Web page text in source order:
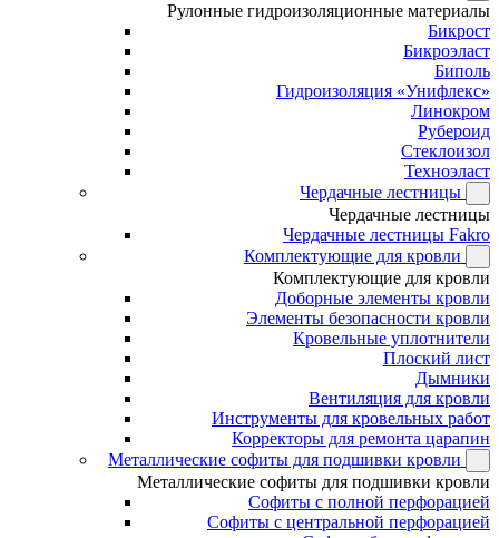
Рулонные гидроизоляционные материалы
Бикрост
Бикроэласт
Биполь
Гидроизоляция «Унифлекс»
Линокром
Рубероид
Стеклоизол
Техноэласт
Чердачные лестницы
Чердачные лестницы
Чердачные лестницы Fakro
Комплектующие для кровли
Комплектующие для кровли
Доборные элементы кровли
Элементы безопасности кровли
Кровельные уплотнители
Плоский лист
Дымники
Вентиляция для кровли
Инструменты для кровельных работ
Корректоры для ремонта царапин
Металлические софиты для подшивки кровли
Металлические софиты для подшивки кровли
Софиты с полной перфорацией
Софиты с центральной перфорацией